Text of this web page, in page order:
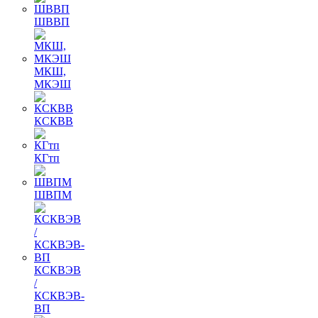
ШВВП
МКШ,
МКЭШ
КСКВВ
КГтп
ШВПМ
КСКВЭВ
/
КСКВЭВ-
ВП